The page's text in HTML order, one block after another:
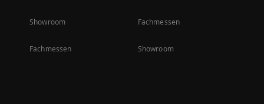
Showroom
Fachmessen
Fachmessen
Showroom